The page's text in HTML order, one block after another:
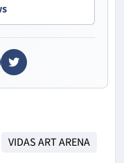
VIDAS ART ARENA